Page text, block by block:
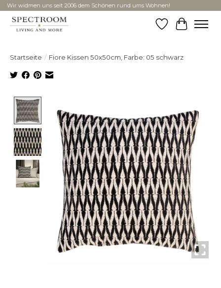
Wir widmen uns seit 2006 dem Schönen rund ums Wohnen!
Wunschzettel
Ihr
Startseite / Fiore Kissen 50x50cm, Farbe: 05 schwarz